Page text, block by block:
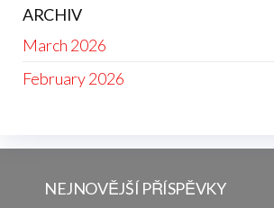
ARCHIV
March 2026
February 2026
NEJNOVĚJŠÍ PŘÍSPĚVKY